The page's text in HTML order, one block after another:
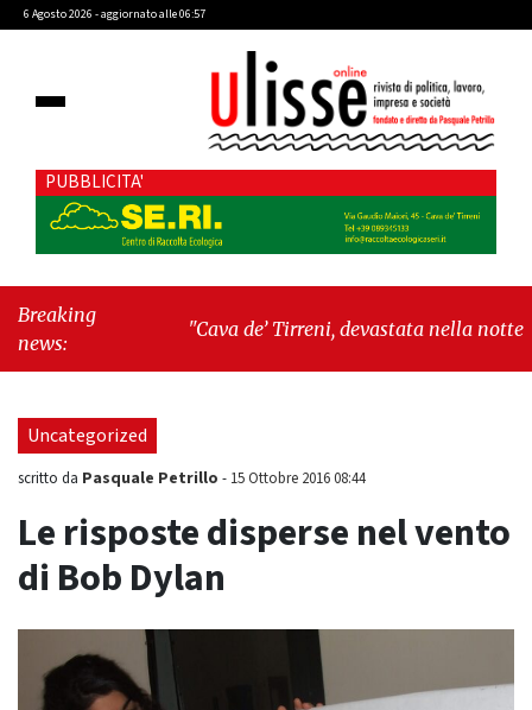
6 Agosto 2026 - aggiornato alle 06:57
PUBBLICITA'
Breaking
news:
"Cava de’ Tirreni, devastata nella notte la
fragilità sociali e pressioni economiche"
Uncategorized
scritto da Pasquale Petrillo - 15 Ottobre 2016 08:44
Le risposte disperse nel vento
di Bob Dylan